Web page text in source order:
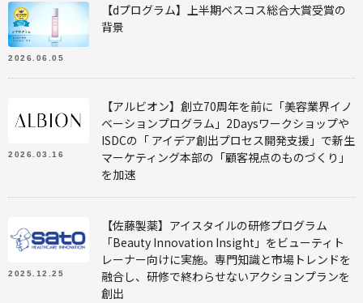
2026.06.05
【dプログラム】上半期ベスコス総合大賞受賞の
背景
2026.03.16
【アルビオン】創立70周年を前に「美容業界イノ
ベーションプログラム」2Daysワークショップや
ISDCの「 アイデア創出プロセス開発支援」で新生
マーケティング本部の「顧客視点のものづくり」
を加速
2025.12.25
【佐藤製薬】アイスタイルの研修プログラム
「Beauty Innovation Insight」をビューティト
レーナー向けに実施。専門知識と市場トレンドを
融合し、研修で終わらせないアクションプランを
創出